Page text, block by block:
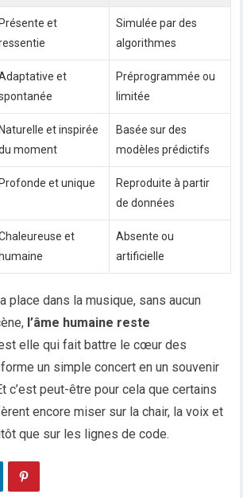
Présente et
Simulée par des
algorithmes
et
Préprogrammée ou
limitée
Naturelle et inspirée
moment
Basée sur des
modèles prédictifs
Profonde et unique
Reproduite à partir
de données
et
humaine
Absente ou
artificielle
place dans la musique, sans aucun
l’âme humaine reste
elle qui fait battre le cœur des
un simple concert en un souvenir
c’est peut-être pour cela que certains
encore miser sur la chair, la voix et
que sur les lignes de code.